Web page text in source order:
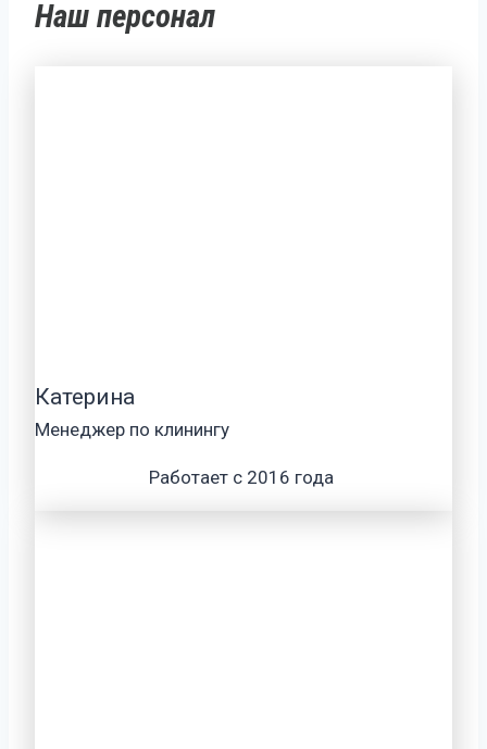
Наш персонал
Катерина
Менеджер по клинингу
Работает с 2016 года